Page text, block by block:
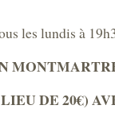
les lundis à
DE 20€)